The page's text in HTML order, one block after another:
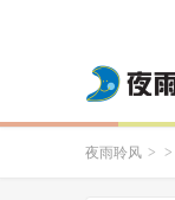
夜雨聆风 > >